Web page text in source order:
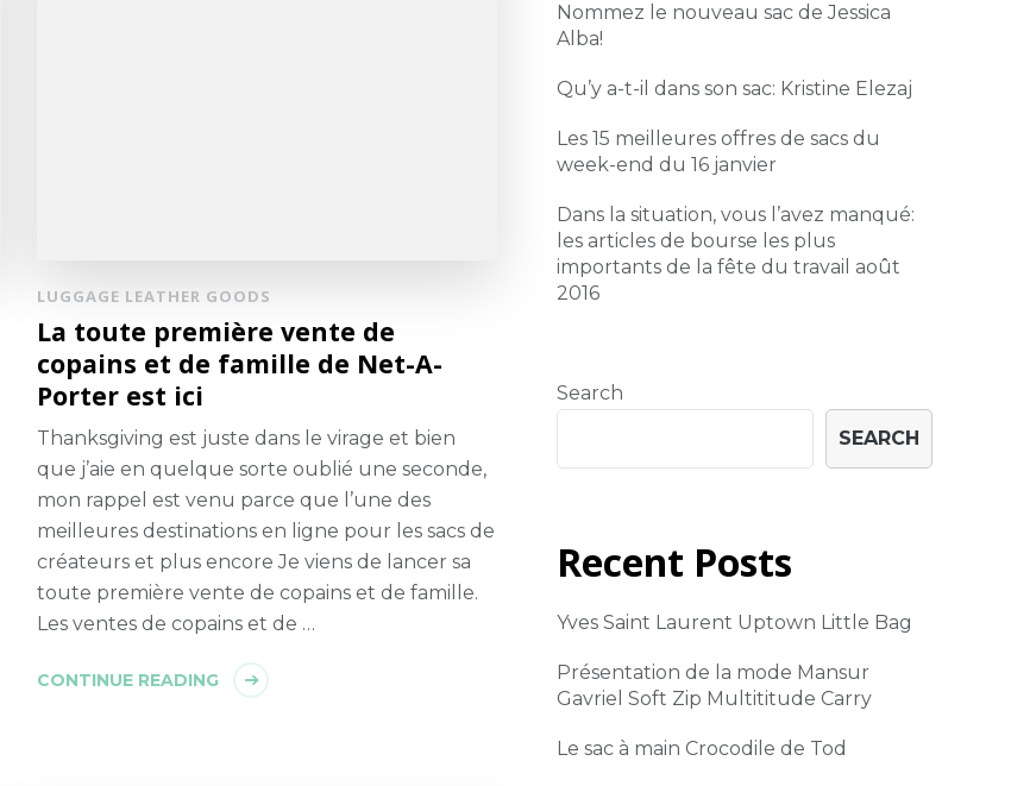
LUGGAGE LEATHER GOODS
La toute première vente de
copains et de famille de Net-A-
Porter est ici
Thanksgiving est juste dans le virage et bien
que j’aie en quelque sorte oublié une seconde,
mon rappel est venu parce que l’une des
meilleures destinations en ligne pour les sacs de
créateurs et plus encore Je viens de lancer sa
toute première vente de copains et de famille.
Les ventes de copains et de …
CONTINUE READING
Nommez le nouveau sac de Jessica
Alba!
Qu’y a-t-il dans son sac: Kristine Elezaj
Les 15 meilleures offres de sacs du
week-end du 16 janvier
Dans la situation, vous l’avez manqué:
les articles de bourse les plus
importants de la fête du travail août
2016
Search
SEARCH
Recent Posts
Yves Saint Laurent Uptown Little Bag
Présentation de la mode Mansur
Gavriel Soft Zip Multititude Carry
Le sac à main Crocodile de Tod